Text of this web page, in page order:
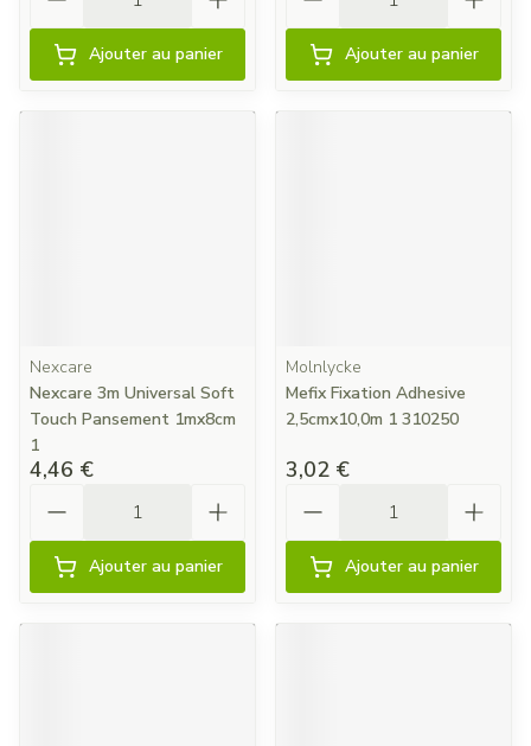
Ajouter au panier Ajouter au panier
Nexcare
Nexcare 3m Universal Soft
Touch Pansement 1mx8cm
1
4,46 €
Ajouter au panier
Molnlycke
Mefix Fixation Adhesive
2,5cmx10,0m 1 310250
3,02 €
Ajouter au panier